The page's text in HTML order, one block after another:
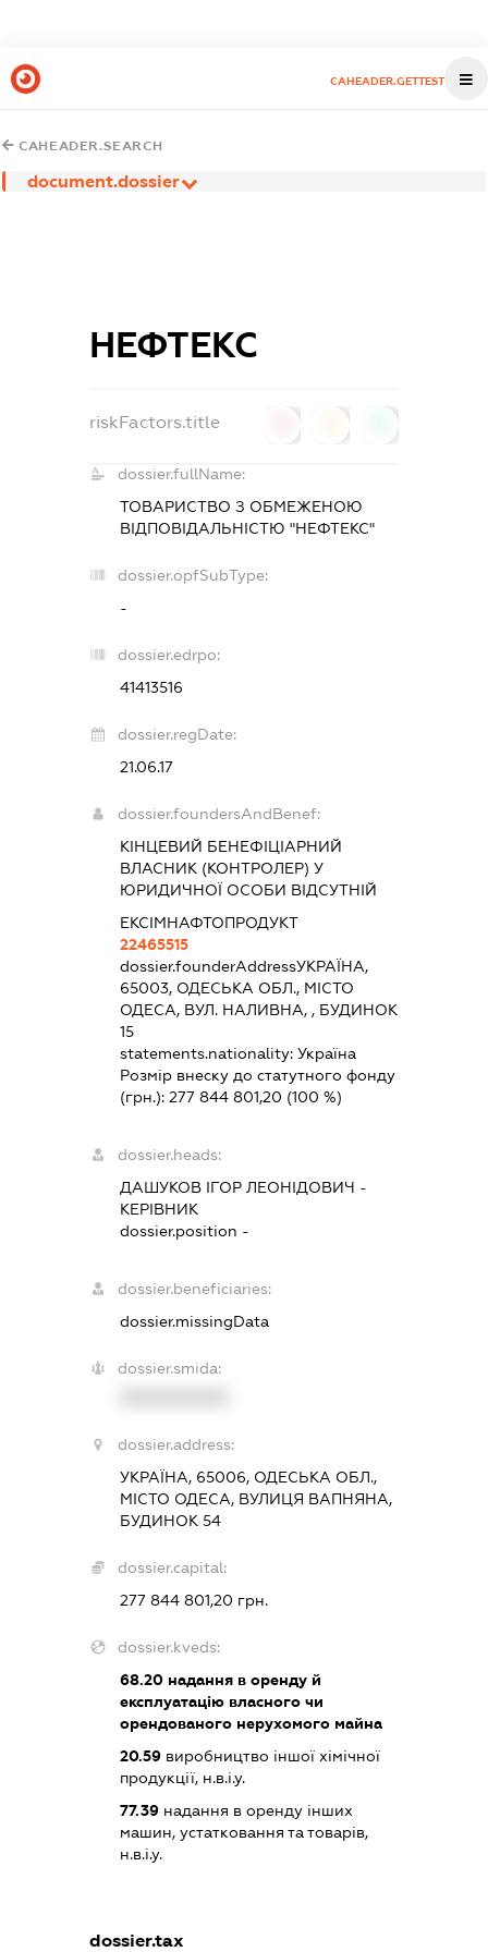
CAHEADER.GETTEST
CAHEADER.SEARCH
document.dossier
НЕФТЕКС
riskFactors.title
dossier.fullName:
ТОВАРИСТВО З ОБМЕЖЕНОЮ
ВІДПОВІДАЛЬНІСТЮ "НЕФТЕКС"
dossier.opfSubType:
-
dossier.edrpo:
41413516
dossier.regDate:
21.06.17
dossier.foundersAndBenef:
КІНЦЕВИЙ БЕНЕФІЦІАРНИЙ
ВЛАСНИК (КОНТРОЛЕР) У
ЮРИДИЧНОЇ ОСОБИ ВІДСУТНІЙ
ЕКСІМНАФТОПРОДУКТ
22465515
dossier.founderAddressУКРАЇНА,
65003, ОДЕСЬКА ОБЛ., МІСТО
ОДЕСА, ВУЛ. НАЛИВНА, , БУДИНОК
15
statements.nationality: Україна
Розмір внеску до статутного фонду
(грн.): 277 844 801,20 (100 %)
dossier.heads:
ДАШУКОВ ІГОР ЛЕОНІДОВИЧ -
КЕРІВНИК
dossier.position -
dossier.beneficiaries:
dossier.missingData
dossier.smida:
dossier.address:
УКРАЇНА, 65006, ОДЕСЬКА ОБЛ.,
МІСТО ОДЕСА, ВУЛИЦЯ ВАПНЯНА,
БУДИНОК 54
dossier.capital:
277 844 801,20 грн.
dossier.kveds:
68.20надання в оренду й
експлуатацію власного чи
орендованого нерухомого майна
20.59виробництво іншої хімічної
продукції, н.в.і.у.
77.39надання в оренду інших
машин, устатковання та товарів,
н.в.і.у.
dossier.tax